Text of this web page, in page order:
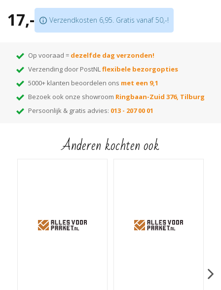
Bestaat uit 2 delen; u hoeft geen buizen te demonteren
Verkrijgbaar in meer dan175 kleuren
prijs is per 10 stuks!
17,- Verzendkosten 6,95. Gratis vanaf 50,-!
Op vooraad = dezelfde dag verzonden!
Verzending door PostNLflexibele bezorgopties
5000+ klanten beoordelen ons met een 9,1
Bezoek ook onze showroom Ringbaan-Zuid 376, Tilburg
Persoonlijk & gratis advies: 013 - 207 00 01
Anderen kochten ook